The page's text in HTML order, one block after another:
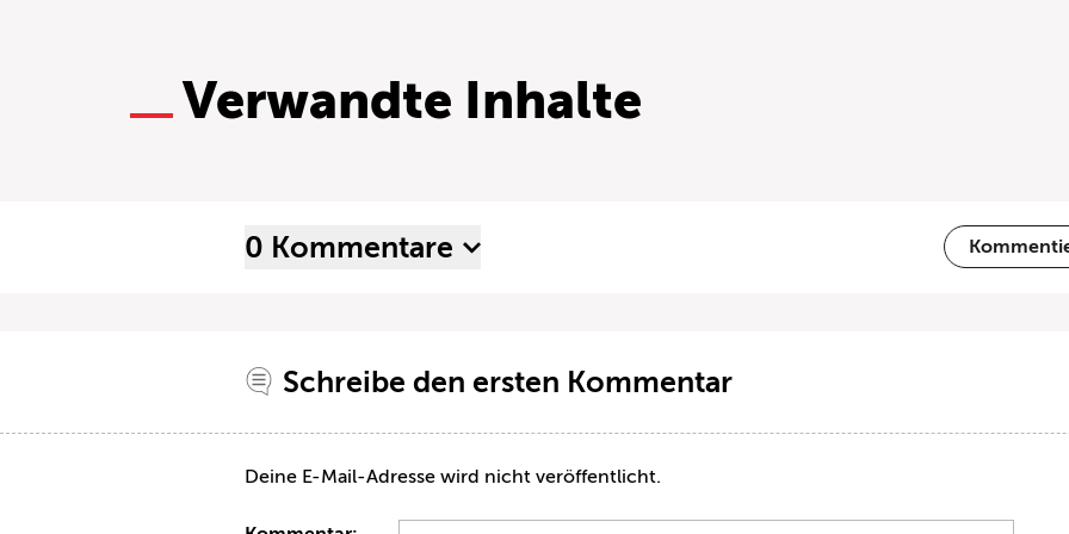
Verwandte Inhalte
0 Kommentare
Schreibe den ersten Kommentar
Deine E-Mail-Adresse wird nicht veröffentlicht.